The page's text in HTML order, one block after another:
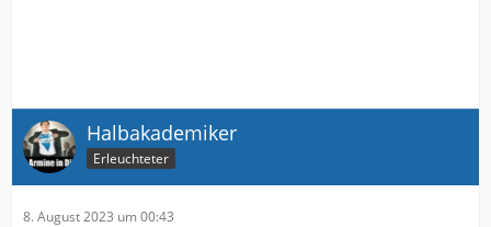
Halbakademiker
Erleuchteter
8. August 2023 um 00:43